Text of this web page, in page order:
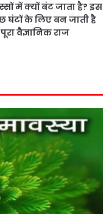
में क्यों बंट जाता है? इस
के लिए बन जाती है
वैज्ञानिक राज